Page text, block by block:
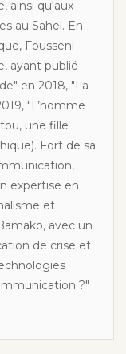
ainsi qu'aux
au Sahel. En
Fousseni
ayant publié
en 2018, "La
"L’homme
une fille
Fort de sa
expertise en
et
avec un
de crise et
?"